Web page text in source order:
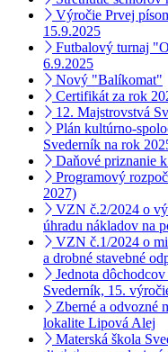
Výročie Prvej
15.9.2025
Futbalový turnaj
6.9.2025
Nový "Balíkomat"
Certifikát za rok
12. Majstrovstvá
Plán kultúrno-
Svederník na rok
Daňové priznanie
Programový
2027)
VZN č.2/2024 o
úhradu nákladov na
VZN č.1/2024 o
a drobné stavebné
Jednota
Svederník, 15.
Zberné a odvozné
lokalite Lipová Alej
Materská škola